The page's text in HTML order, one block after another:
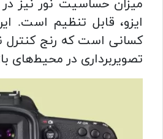
ایزو، قابل تنظیم است.
کسانی است که رنج کنترل
تصویربرداری در محیط‌های